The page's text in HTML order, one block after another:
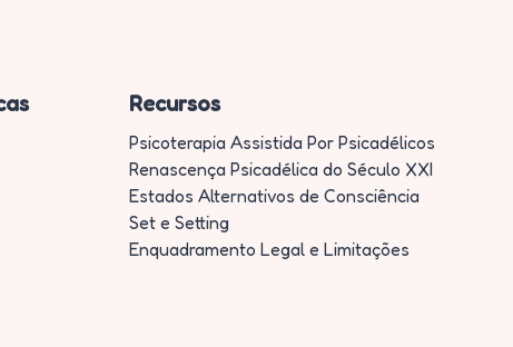
Recursos
Psicoterapia Assistida Por Psicadélicos
Renascença Psicadélica do Século XXI
Estados Alternativos de Consciência
Set e Setting
Enquadramento Legal e Limitações